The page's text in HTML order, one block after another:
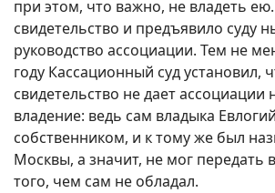
при этом, что важно, не владеть
свидетельство и предъявило суду
руководство ассоциации. Тем не
году Кассационный суд установил,
свидетельство не дает ассоциации
владение: ведь сам владыка
собственником, и к тому же был
Москвы, а значит, не мог передать
того, чем сам не обладал.